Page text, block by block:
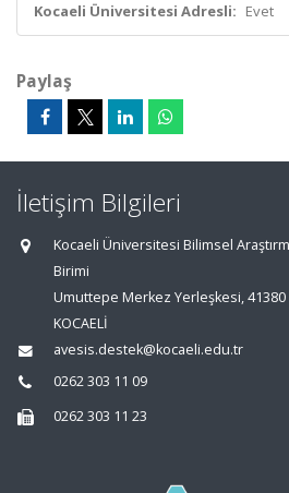
Kocaeli Üniversitesi Adresli: Evet
Paylaş
İletişim Bilgileri
Kocaeli Üniversitesi Bilimsel
Birimi
Umuttepe Merkez Yerleşkesi, 41380
KOCAELİ
avesis.destek@kocaeli.edu.tr
0262 303 11 09
0262 303 11 23